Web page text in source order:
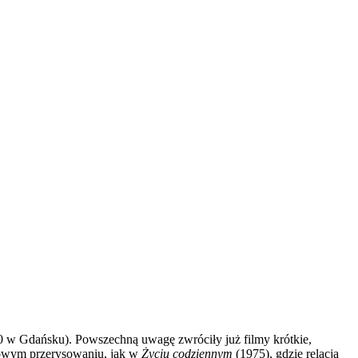
Gdańsku). Powszechną uwagę zwróciły już filmy krótkie,
przerysowaniu, jak w Życiu codziennym (1975), gdzie relacja